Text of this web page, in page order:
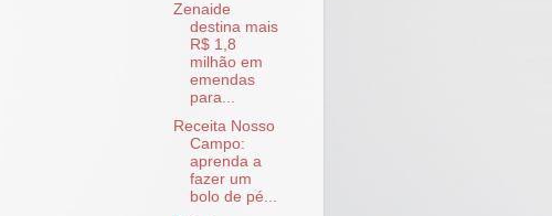
Zenaide
destina mais
R$ 1,8
milhão em
emendas
para...
Receita Nosso
Campo:
aprenda a
fazer um
bolo de pé...